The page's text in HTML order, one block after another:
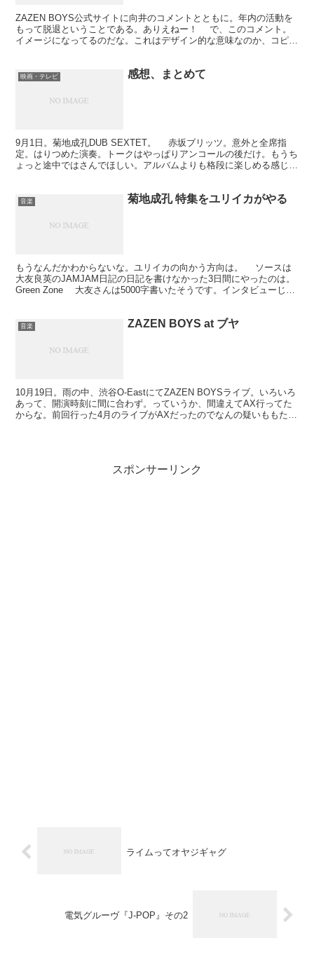
ZAZEN BOYS公式サイトに向井のコメントとともに。年内の活動を
もって脱退ということである。ありえねー！ で、このコメント。
イメージになってるのだな。これはデザイン的な意味なのか、コピペ
映画・テレビ 感想、まとめて
9月1日。菊地成孔DUB SEXTET。 赤坂ブリッツ。意外と全席指
定。はりつめた演奏。トークはやっぱりアンコールの後だけ。もうち
ょっと途中ではさんでほしい。アルバムよりも格段に楽しめる感じ。
音楽 菊地成孔 特集をユリイカがやる
もうなんだかわからないな。ユリイカの向かう方向は。 ソースは
大友良英のJAMJAM日記の日記を書けなかった3日間にやったのは。
Green Zone 大友さんは5000字書いたそうです。インタビューじゃ
音楽 ZAZEN BOYS at ブヤ
10月19日。雨の中、渋谷O-EastにてZAZEN BOYSライブ。いろいろ
あって、開演時刻に間に合わず。っていうか、間違えてAX行ってた
からな。前回行った4月のライブがAXだったのでなんの疑いももた
スポンサーリンク
ライムってオヤジギャグ
電気グルーヴ『J-POP』その2